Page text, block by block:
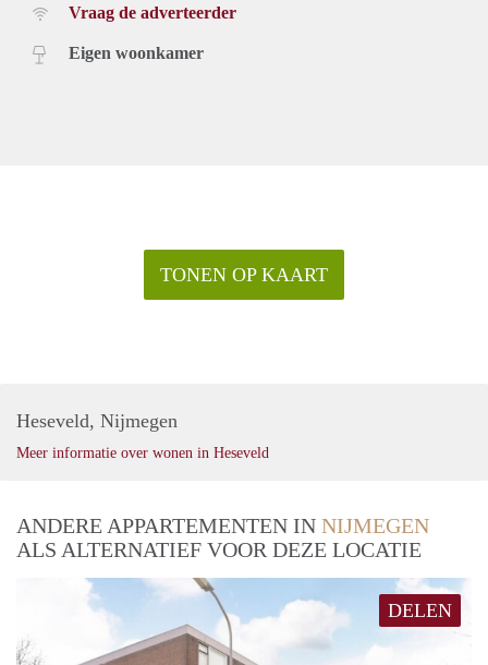
Vraag de adverteerder
Eigen woonkamer
TONEN OP KAART
Heseveld, Nijmegen
Meer informatie over wonen in Heseveld
ANDERE APPARTEMENTEN IN NIJMEGEN
ALS ALTERNATIEF VOOR DEZE LOCATIE
DELEN